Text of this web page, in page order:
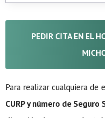
PEDIR CITA EN EL
Para realizar cualquiera de
CURP y número de Seguro